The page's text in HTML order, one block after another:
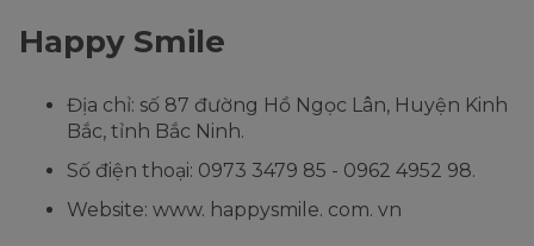
Happy Smile
Địa chỉ: số 87 đường Hồ Ngọc Lân, Huyện Kinh
Bắc, tỉnh Bắc Ninh.
Số điện thoại: 0973 3479 85 - 0962 4952 98.
Website: www. happysmile. com. vn